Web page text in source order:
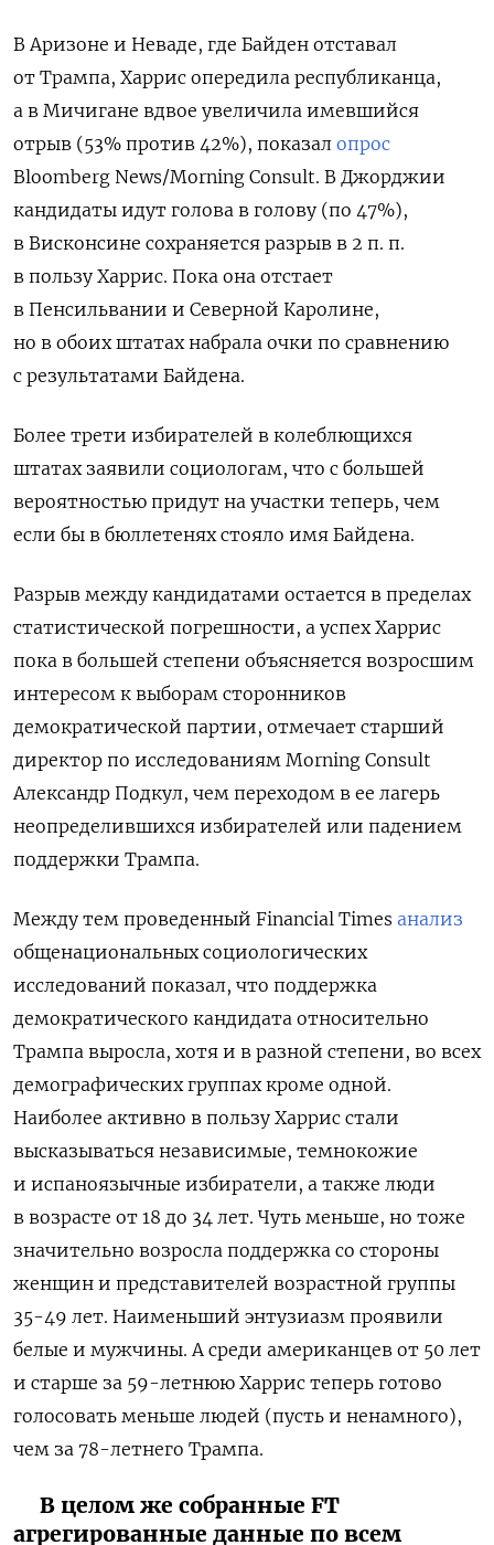
В Аризоне и Неваде, где Байден отставал
от Трампа, Харрис опередила республиканца,
а в Мичигане вдвое увеличила имевшийся
отрыв (53% против 42%), показал опрос
Bloomberg News/Morning Consult. В Джорджии
кандидаты идут голова в голову (по 47%),
в Висконсине сохраняется разрыв в 2 п. п.
в пользу Харрис. Пока она отстает
в Пенсильвании и Северной Каролине,
но в обоих штатах набрала очки по сравнению
с результатами Байдена.
Более трети избирателей в колеблющихся
штатах заявили социологам, что с большей
вероятностью придут на участки теперь, чем
если бы в бюллетенях стояло имя Байдена.
Разрыв между кандидатами остается в пределах
статистической погрешности, а успех Харрис
пока в большей степени объясняется возросшим
интересом к выборам сторонников
демократической партии, отмечает старший
директор по исследованиям Morning Consult
Александр Подкул, чем переходом в ее лагерь
неопределившихся избирателей или падением
поддержки Трампа.
Между тем проведенный Financial Times анализ
общенациональных социологических
исследований показал, что поддержка
демократического кандидата относительно
Трампа выросла, хотя и в разной степени, во всех
демографических группах кроме одной.
Наиболее активно в пользу Харрис стали
высказываться независимые, темнокожие
и испаноязычные избиратели, а также люди
в возрасте от 18 до 34 лет. Чуть меньше, но тоже
значительно возросла поддержка со стороны
женщин и представителей возрастной группы
35-49 лет. Наименьший энтузиазм проявили
белые и мужчины. А среди американцев от 50 лет
и старше за 59-летнюю Харрис теперь готово
голосовать меньше людей (пусть и ненамного),
чем за 78-летнего Трампа.
В целом же собранные FT
агрегированные данные по всем